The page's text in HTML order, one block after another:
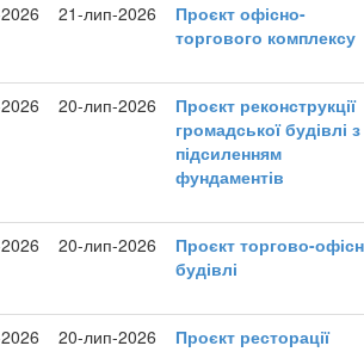
21-лип-2026
Проєкт офісно-
торгового комплексу
20-лип-2026
Проєкт реконструкції
громадської будівлі з
підсиленням
фундаментів
20-лип-2026
Проєкт торгово-
будівлі
20-лип-2026 Проєкт ресторації